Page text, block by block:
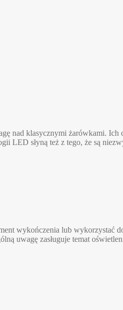
nad klasycznymi żarówkami.
LED słyną też z tego, że są
wykończenia lub wykorzystać
uwagę zasługuje temat